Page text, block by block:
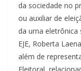
da sociedade no
ou auxiliar de
da urna eletrônica
EJE, Roberta
além de